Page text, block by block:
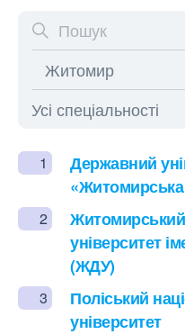
1
Державний
2
університет
(ЖДУ)
3
Поліський
університет